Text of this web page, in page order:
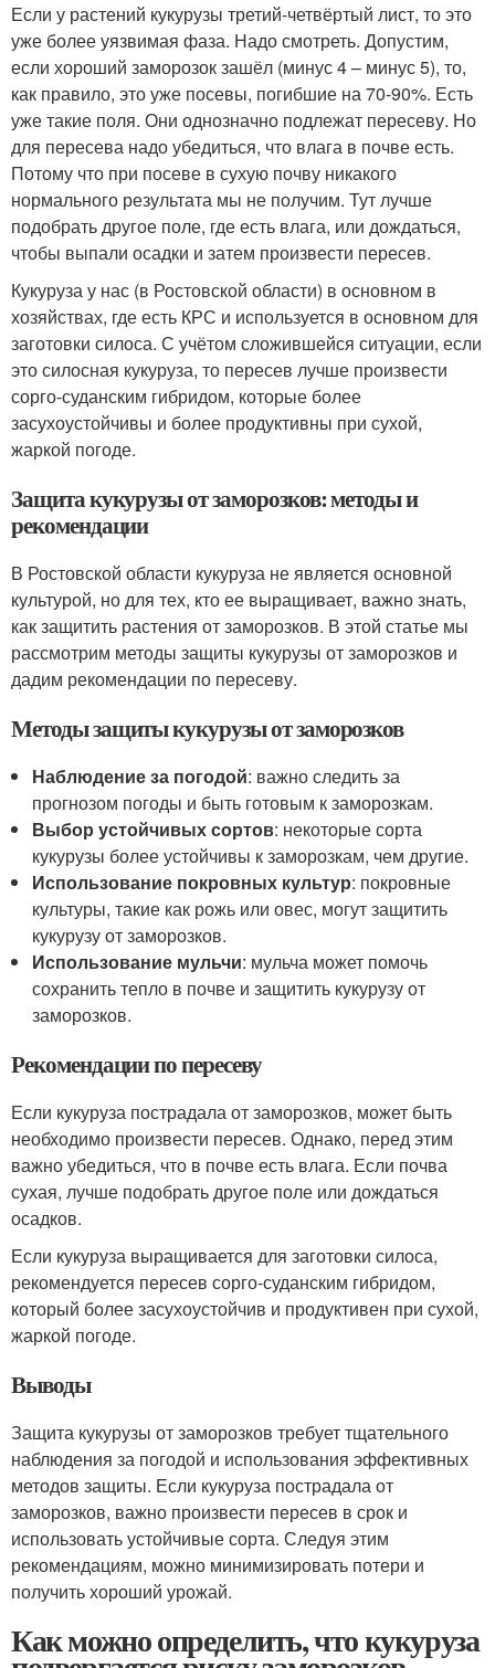
Если у растений кукурузы третий-четвёртый лист, то это
уже более уязвимая фаза. Надо смотреть. Допустим,
если хороший заморозок зашёл (минус 4 – минус 5), то,
как правило, это уже посевы, погибшие на 70-90%. Есть
уже такие поля. Они однозначно подлежат пересеву. Но
для пересева надо убедиться, что влага в почве есть.
Потому что при посеве в сухую почву никакого
нормального результата мы не получим. Тут лучше
подобрать другое поле, где есть влага, или дождаться,
чтобы выпали осадки и затем произвести пересев.
Кукуруза у нас (в Ростовской области) в основном в
хозяйствах, где есть КРС и используется в основном для
заготовки силоса. С учётом сложившейся ситуации, если
это силосная кукуруза, то пересев лучше произвести
сорго-суданским гибридом, которые более
засухоустойчивы и более продуктивны при сухой,
жаркой погоде.
Защита кукурузы от заморозков: методы и
рекомендации
В Ростовской области кукуруза не является основной
культурой, но для тех, кто ее выращивает, важно знать,
как защитить растения от заморозков. В этой статье мы
рассмотрим методы защиты кукурузы от заморозков и
дадим рекомендации по пересеву.
Методы защиты кукурузы от заморозков
Наблюдение за погодой: важно следить за
прогнозом погоды и быть готовым к заморозкам.
Выбор устойчивых сортов: некоторые сорта
кукурузы более устойчивы к заморозкам, чем другие.
Использование покровных культур: покровные
культуры, такие как рожь или овес, могут защитить
кукурузу от заморозков.
Использование мульчи: мульча может помочь
сохранить тепло в почве и защитить кукурузу от
заморозков.
Рекомендации по пересеву
Если кукуруза пострадала от заморозков, может быть
необходимо произвести пересев. Однако, перед этим
важно убедиться, что в почве есть влага. Если почва
сухая, лучше подобрать другое поле или дождаться
осадков.
Если кукуруза выращивается для заготовки силоса,
рекомендуется пересев сорго-суданским гибридом,
который более засухоустойчив и продуктивен при сухой,
жаркой погоде.
Выводы
Защита кукурузы от заморозков требует тщательного
наблюдения за погодой и использования эффективных
методов защиты. Если кукуруза пострадала от
заморозков, важно произвести пересев в срок и
использовать устойчивые сорта. Следуя этим
рекомендациям, можно минимизировать потери и
получить хороший урожай.
Как можно определить, что кукуруза